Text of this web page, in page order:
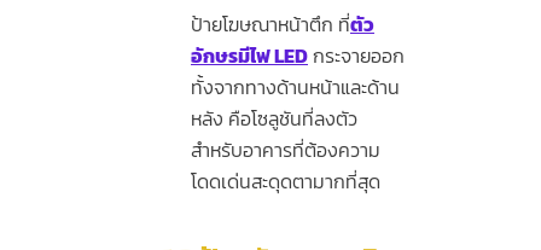
ป้ายโฆษณาหน้าตึก ที่ตัว
อักษรมีไฟ LEDกระจายออก
ทั้งจากทางด้านหน้าและด้าน
หลัง คือโซลูชันที่ลงตัว
สำหรับอาคารที่ต้องความ
โดดเด่นสะดุดตามากที่สุด